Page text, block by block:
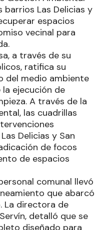
en el desmalezado,
de residuos
Gestión Ambiental
Las Delicias y
espacios
vecinal para
a través de su
ratifica su
medio ambiente
ejecución de
A través de la
las cuadrillas
Delicias y San
de focos
de espacios
comunal llevó